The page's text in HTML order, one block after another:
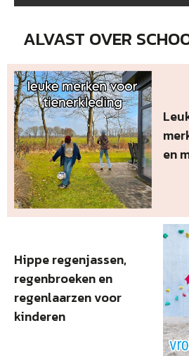
ALVAST OVER
en
Hippe regenjassen,
regenbroeken en
regenlaarzen voor
kinderen